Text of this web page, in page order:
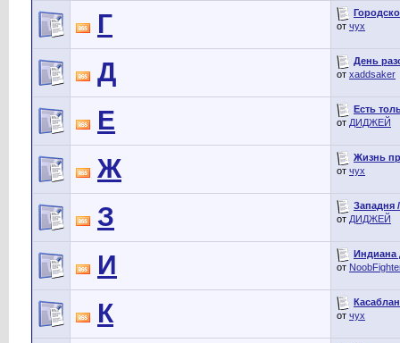
Г
от чух
Д
День
от xaddsaker
Е
Есть
от ДИДЖЕЙ
Ж
Жизнь
от чух
З
Западня
от ДИДЖЕЙ
И
Индиана
от
К
от чух